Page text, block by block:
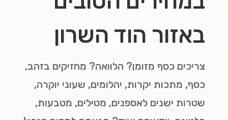
באזור הוד השרון
צריכים כסף מזומן? הלוואה? מחזיקים בזהב,
כסף, מתכות יקרות, יהלומים, שעוני יוקרה,
שטרות ישנים לאספנים, מטילים, מטבעות,